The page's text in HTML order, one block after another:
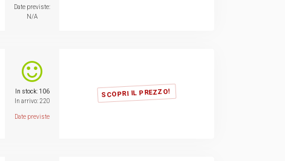
Date previste:
N/A
SCOPRI IL PREZZO!
In stock: 106
In arrivo: 220
Date previste